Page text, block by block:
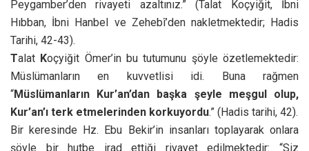
Peygamber’den rivayeti azaltınız.” (Talat Koçyiğit, İbni
Hıbban, İbni Hanbel ve Zehebî’den nakletmektedir; Hadis
Tarihi, 42-43).
Talat Koçyiğit Ömer’in bu tutumunu şöyle özetlemektedir:
Müslümanların en kuvvetlisi idi. Buna rağmen
“Müslümanların Kur’an’dan başka şeyle meşgul olup,
Kur’an’ı terk etmelerinden korkuyordu.” (Hadis tarihi, 42).
Bir keresinde Hz. Ebu Bekir’in insanları toplayarak onlara
şöyle bir hutbe irad ettiği rivayet edilmektedir: “Siz